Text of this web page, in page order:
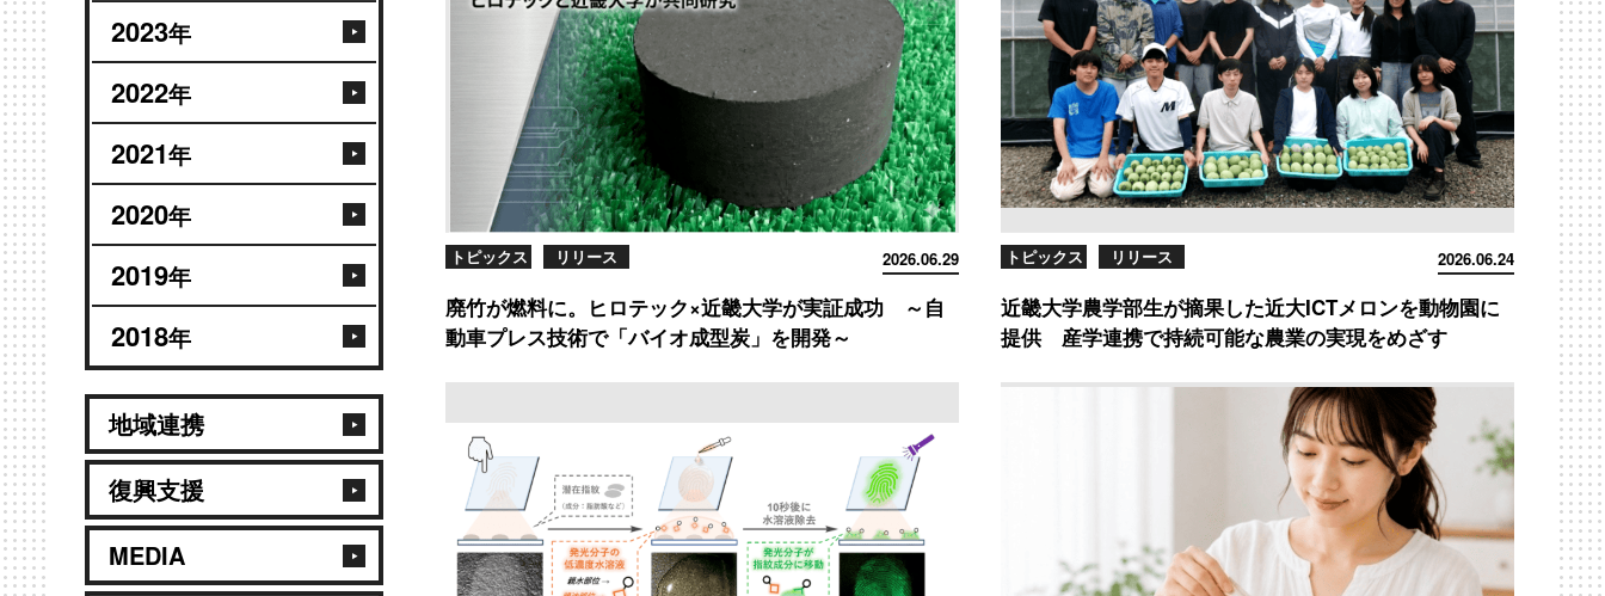
2023年
2022年
2021年
2020年
2019年
2018年
地域連携
復興支援
MEDIA
2026.06.29
トピックス リリース
廃竹が燃料に。ヒロテック×近畿大学が実証成功 ～自
動車プレス技術で「バイオ成型炭」を開発～
2026.06.24
トピックス リリース
近畿大学農学部生が摘果した近大ICTメロンを動物園に
提供 産学連携で持続可能な農業の実現をめざす